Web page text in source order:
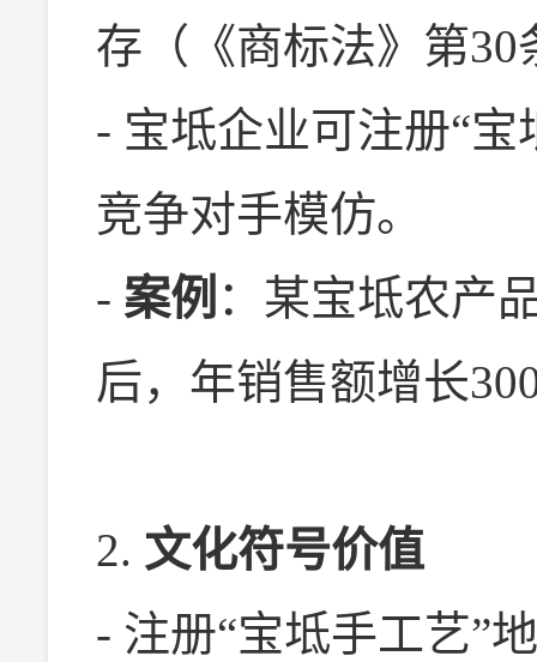
存（《商标法》第30
- 宝坻企业可注册“宝
竞争对手模仿。
- 案例 ：某宝坻农产
后，年销售额增长
2. 文化符号价值
- 注册“宝坻手工艺”